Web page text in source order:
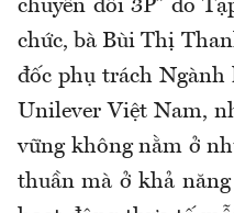
chuyển đổi 3P” do
chức, bà Bùi Thị
đốc phụ trách Ngành
Unilever Việt Nam,
vững không nằm ở
thuần mà ở khả